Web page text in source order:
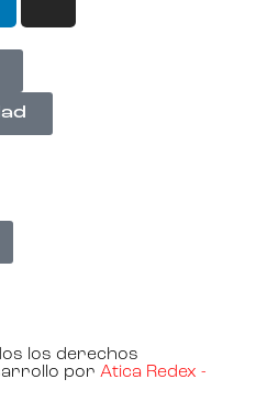
los derechos
por Atica Redex -